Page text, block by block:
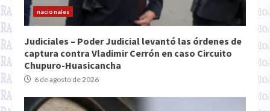
nacionales
Judiciales – Poder Judicial levantó las órdenes de
captura contra Vladimir Cerrón en caso Circuito
Chupuro-Huasicancha
6 de agosto de 2026